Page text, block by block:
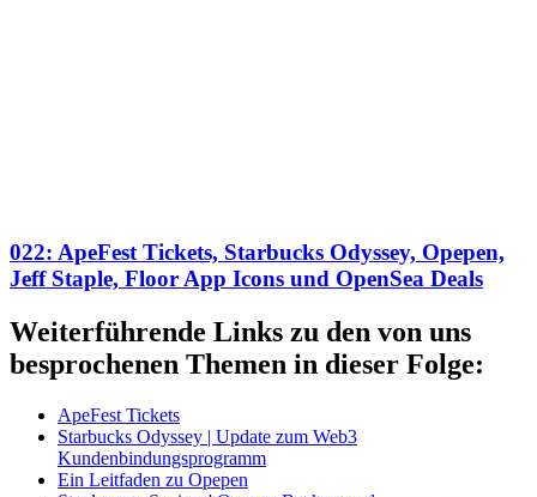
022: ApeFest Tickets, Starbucks Odyssey, Opepen,
Jeff Staple, Floor App Icons und OpenSea Deals
Weiterführende Links zu den von uns
besprochenen Themen in dieser Folge:
ApeFest Tickets
Starbucks Odyssey | Update zum Web3
Kundenbindungsprogramm
Ein Leitfaden zu Opepen